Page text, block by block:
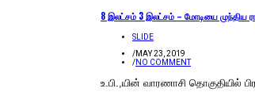
8 இலட்சம் 3 இலட்சம் – மோடியை முந்திய
SLIDE
/MAY 23, 2019
/NO COMMENT
உ.பி.,யின் வாரணாசி தொகுதியில்